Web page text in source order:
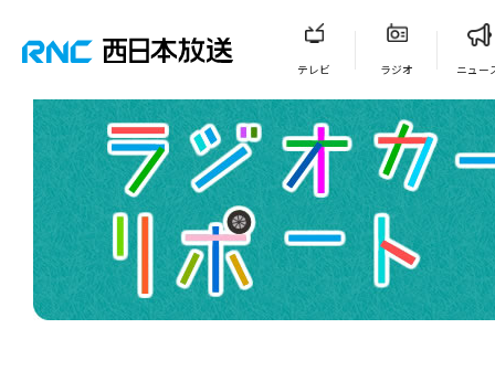
テレビ ラジオ ニュー